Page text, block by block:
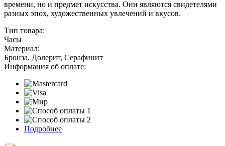
времени, но и предмет искусства. Они являются свидетелями
разных эпох, художественных увлечений и вкусов.
Тип товара:
Часы
Материал:
Бронза, Долерит, Серафинит
Информация об оплате:
Подробнее